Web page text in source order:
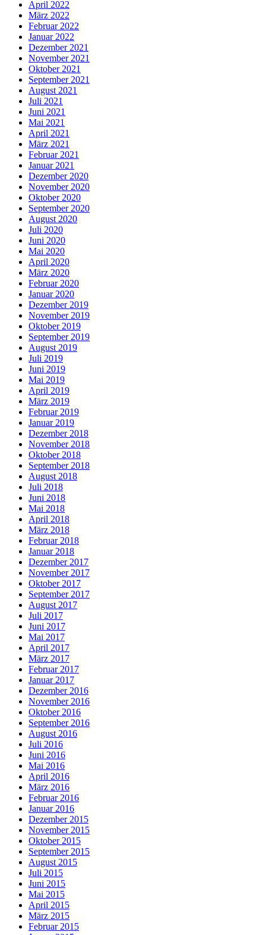
April 2022
März 2022
Februar 2022
Januar 2022
Dezember 2021
November 2021
Oktober 2021
September 2021
August 2021
Juli 2021
Juni 2021
Mai 2021
April 2021
März 2021
Februar 2021
Januar 2021
Dezember 2020
November 2020
Oktober 2020
September 2020
August 2020
Juli 2020
Juni 2020
Mai 2020
April 2020
März 2020
Februar 2020
Januar 2020
Dezember 2019
November 2019
Oktober 2019
September 2019
August 2019
Juli 2019
Juni 2019
Mai 2019
April 2019
März 2019
Februar 2019
Januar 2019
Dezember 2018
November 2018
Oktober 2018
September 2018
August 2018
Juli 2018
Juni 2018
Mai 2018
April 2018
März 2018
Februar 2018
Januar 2018
Dezember 2017
November 2017
Oktober 2017
September 2017
August 2017
Juli 2017
Juni 2017
Mai 2017
April 2017
März 2017
Februar 2017
Januar 2017
Dezember 2016
November 2016
Oktober 2016
September 2016
August 2016
Juli 2016
Juni 2016
Mai 2016
April 2016
März 2016
Februar 2016
Januar 2016
Dezember 2015
November 2015
Oktober 2015
September 2015
August 2015
Juli 2015
Juni 2015
Mai 2015
April 2015
März 2015
Februar 2015